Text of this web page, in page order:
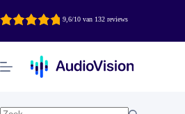
naar
inhoud
9,6/10 van 132 reviews